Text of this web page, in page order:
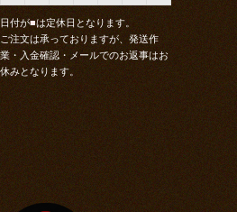
日付が■は定休日となります。
ご注文は承っておりますが、発送作
業・入金確認・メールでのお返事はお
休みとなります。